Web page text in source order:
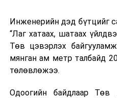
өдөр тутмын ажлын
практик ур чадварыг
Сургалтыг
жишээнд суурилсан
танилцах, онцгой
Инженерийн дэд бүтцийг
“Лаг хатаах, шатаах
Төв цэвэрлэх
мянган ам метр талбайд
төлөвлөжээ.
Одоогийн байдлаар Төв